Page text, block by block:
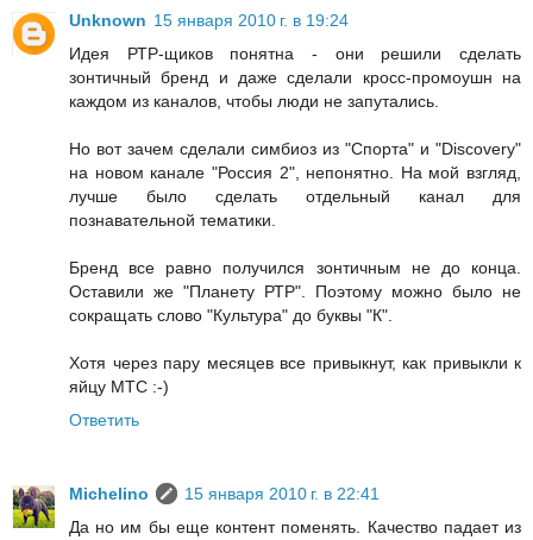
Unknown 15 января 2010 г. в 19:24
Идея РТР-щиков понятна - они решили сделать
зонтичный бренд и даже сделали кросс-промоушн на
каждом из каналов, чтобы люди не запутались.
Но вот зачем сделали симбиоз из "Спорта" и "Discovery"
на новом канале "Россия 2", непонятно. На мой взгляд,
лучше было сделать отдельный канал для
познавательной тематики.
Бренд все равно получился зонтичным не до конца.
Оставили же "Планету РТР". Поэтому можно было не
сокращать слово "Культура" до буквы "К".
Хотя через пару месяцев все привыкнут, как привыкли к
яйцу МТС :-)
Ответить
Michelino
15 января 2010 г. в 22:41
Да но им бы еще контент поменять. Качество падает из